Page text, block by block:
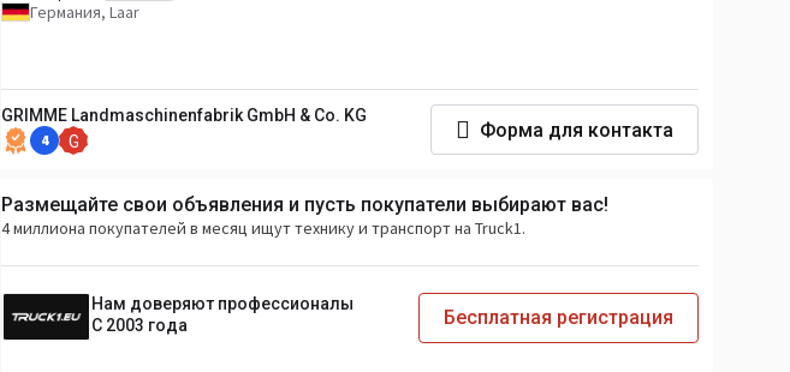
Германия, Laar
GRIMME Landmaschinenfabrik GmbH & Co. KG
4 G
Форма для контакта
Размещайте свои объявления и пусть покупатели выбирают вас!
4 миллиона покупателей в месяц ищут технику и транспорт на Truck1.
Нам доверяют профессионалы
С 2003 года
Бесплатная регистрация